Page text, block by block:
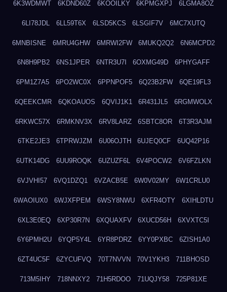
6K3WDMWT 6KDND60Z 6KOOILKY 6KPMGXPJ 6LGMA8OZ
6LI78JDL 6LL59T6X 6LSD5KCS 6LSGIF7V 6MC7XUTQ
6MNBISNE 6MRU4GHW 6MRWI2FW 6MUKQ2Q2 6N6MCPD2
6N8H9PB2 6NS1JPER 6NTR3U7I 6OXMG49D 6PHYGAFF
6PM1Z7A5 6PO2WC0X 6PPNPOF5 6Q23B2FW 6QE19FL3
6QEEKCMR 6QKOAUOS 6QVIJ1K1 6R431JL5 6RGMWOLX
6RKWC57X 6RMKNV3X 6RV8LARZ 6SBTC8OR 6T3R3AJM
6TKE2JE3 6TPRWJZM 6U06OJTH 6UJEQ0CF 6UQ42P16
6UTK14DG 6UU9ROQK 6UZUZF6L 6V4POCW2 6V6FZLKN
6VJVHI57 6VQ1DZQ1 6VZACB5E 6W0V02MY 6W1CRLU0
6WAOIUX0 6WJXFPEM 6WSY8NWU 6XFR4OTY 6XIHLDTU
6XL3E0EQ 6XP30R7N 6XQUAXFV 6XUCD56H 6XVXTC5I
6Y6PMH2U 6YQP5Y4L 6YR8PDRZ 6YY0PXBC 6ZISH1A0
6ZT4UC5F 6ZYCUFVQ 70T7NVVN 70V1YKH3 711BHOSD
713M5IHY 718NNXY2 71H5RDOO 71UQJY58 725P81XE